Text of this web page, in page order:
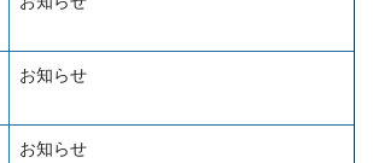
お知らせ
お知らせ